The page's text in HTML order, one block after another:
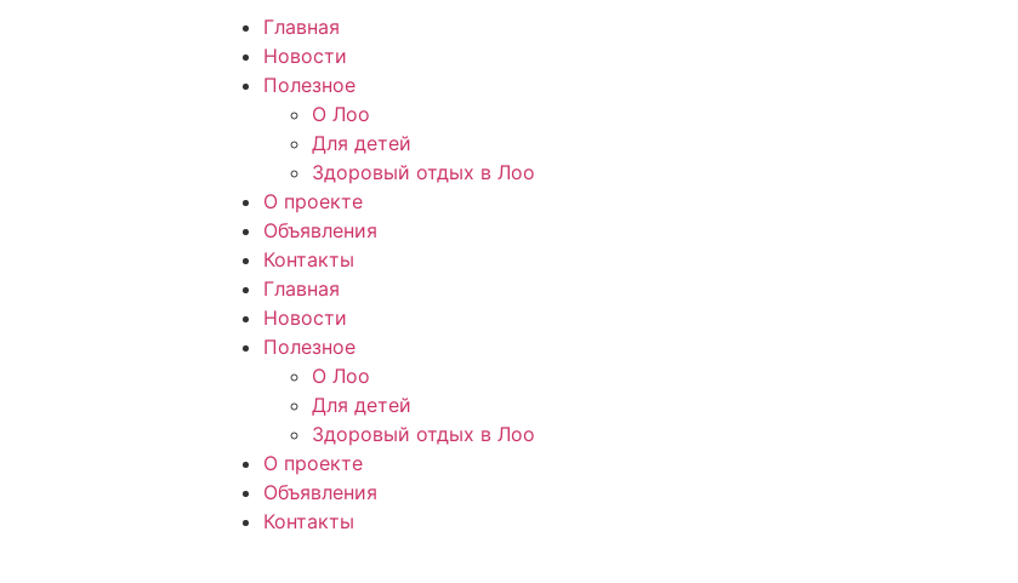
Главная
Новости
Полезное
О Лоо
Для детей
Здоровый отдых в Лоо
О проекте
Объявления
Контакты
Главная
Новости
Полезное
О Лоо
Для детей
Здоровый отдых в Лоо
О проекте
Объявления
Контакты